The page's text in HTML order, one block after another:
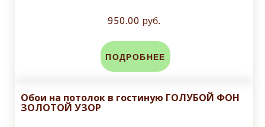
950.00 руб.
ПОДРОБНЕЕ
Обои на потолок в гостиную ГОЛУБОЙ ФОН
ЗОЛОТОЙ УЗОР